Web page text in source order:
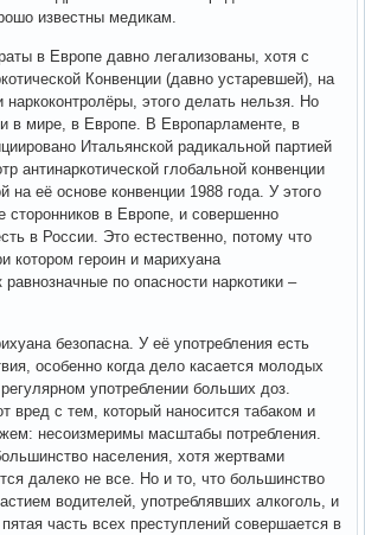
известны медикам.
в Европе давно легализованы, хотя с
Конвенции (давно устаревшей), на
этого делать нельзя. Но
в мире, в Европе. В Европарламенте, в
Итальянской радикальной партией
антинаркотической глобальной конвенции
на её основе конвенции 1988 года. У этого
сторонников в Европе, и совершенно
в России. Это естественно, потому что
котором героин и марихуана
по опасности наркотики –
безопасна. У её употребления есть
особенно когда дело касается молодых
употреблении больших доз.
вред с тем, который наносится табаком и
несоизмеримы масштабы потребления.
населения, хотя жертвами
далеко не все. Но и то, что большинство
водителей, употреблявших алкоголь, и
часть всех преступлений совершается в